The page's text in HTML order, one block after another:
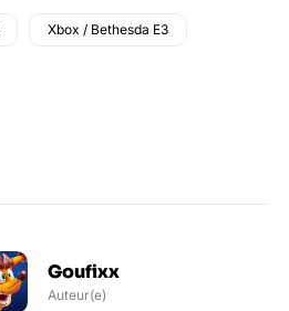
Xbox / Bethesda E3
Goufixx
Auteur(e)